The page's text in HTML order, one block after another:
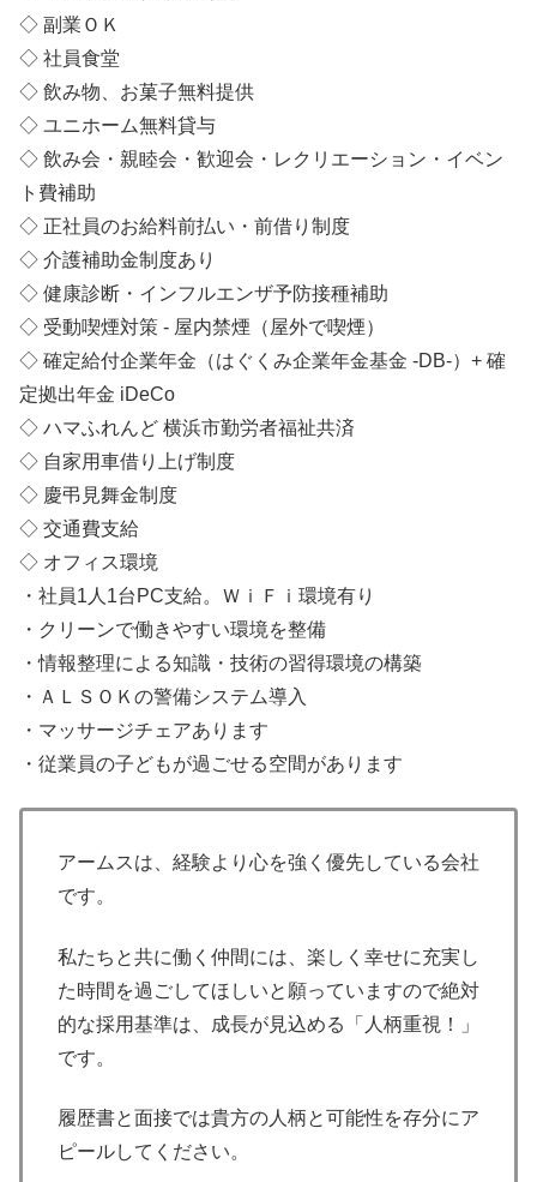
◇ 副業ＯＫ
◇ 社員食堂
◇ 飲み物、お菓子無料提供
◇ ユニホーム無料貸与
◇ 飲み会・親睦会・歓迎会・レクリエーション・イベン
ト費補助
◇ 正社員のお給料前払い・前借り制度
◇ 介護補助金制度あり
◇ 健康診断・インフルエンザ予防接種補助
◇ 受動喫煙対策 - 屋内禁煙（屋外で喫煙）
◇ 確定給付企業年金（はぐくみ企業年金基金 -DB-）+ 確
定拠出年金 iDeCo
◇ ハマふれんど 横浜市勤労者福祉共済
◇ 自家用車借り上げ制度
◇ 慶弔見舞金制度
◇ 交通費支給
◇ オフィス環境
・社員1人1台PC支給。ＷｉＦｉ環境有り
・クリーンで働きやすい環境を整備
・情報整理による知識・技術の習得環境の構築
・ＡＬＳＯＫの警備システム導入
・マッサージチェアあります
・従業員の子どもが過ごせる空間があります
アームスは、経験より心を強く優先している会社
です。
私たちと共に働く仲間には、楽しく幸せに充実し
た時間を過ごしてほしいと願っていますので絶対
的な採用基準は、成長が見込める「人柄重視！」
です。
履歴書と面接では貴方の人柄と可能性を存分にア
ピールしてください。